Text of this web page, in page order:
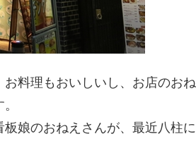
料理もおいしいし、お店のおね
娘のおねえさんが、最近八柱に